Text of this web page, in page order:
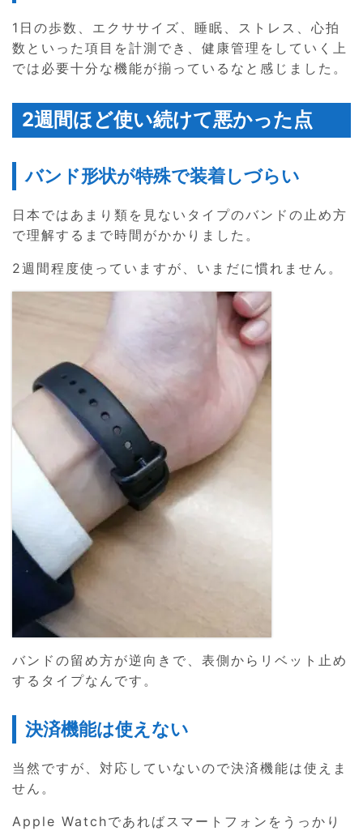
1日の歩数、エクササイズ、睡眠、ストレス、心拍
数といった項目を計測でき、健康管理をしていく上
では必要十分な機能が揃っているなと感じました。
2週間ほど使い続けて悪かった点
バンド形状が特殊で装着しづらい
日本ではあまり類を見ないタイプのバンドの止め方
で理解するまで時間がかかりました。
2週間程度使っていますが、いまだに慣れません。
バンドの留め方が逆向きで、表側からリベット止め
するタイプなんです。
決済機能は使えない
当然ですが、対応していないので決済機能は使えま
せん。
Apple Watchであればスマートフォンをうっかり